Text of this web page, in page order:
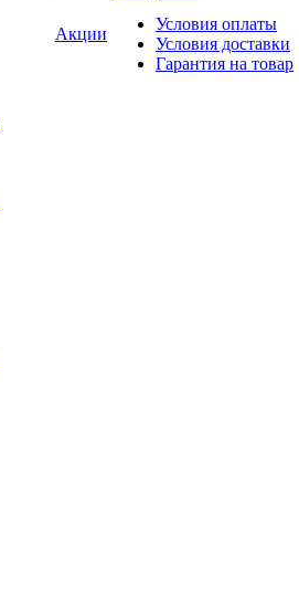
Акции
Условия оплаты
Условия доставки
Гарантия на товар